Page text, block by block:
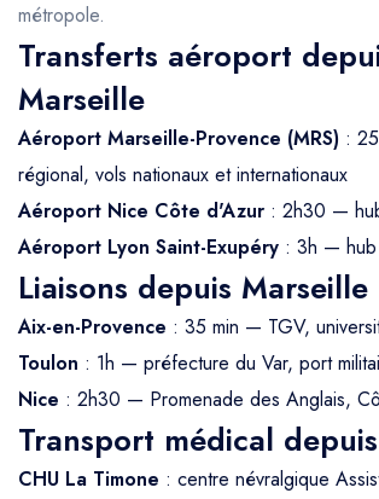
métropole.
Transferts aéroport
Marseille
Aéroport Marseille-Provence (MRS) :
régional, vols nationaux et internationaux
Aéroport Nice Côte d'Azur : 2h30 —
Aéroport Lyon Saint-Exupéry : 3h — hub
Liaisons depuis Marseille
Aix-en-Provence : 35 min — TGV,
Toulon : 1h — préfecture du Var, port
Nice : 2h30 — Promenade des Anglais,
Transport médical
CHU La Timone : centre névralgique